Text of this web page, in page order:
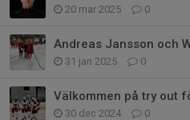
20 mar 2025 0
31 jan 2025 0
30 dec 2024 0